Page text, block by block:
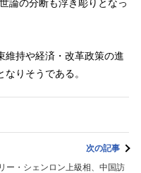
論の分断も浮き彫りとなっ
持や経済・改革政策の進
りそうである。
次の記事
リー・シェンロン上級相、中国訪